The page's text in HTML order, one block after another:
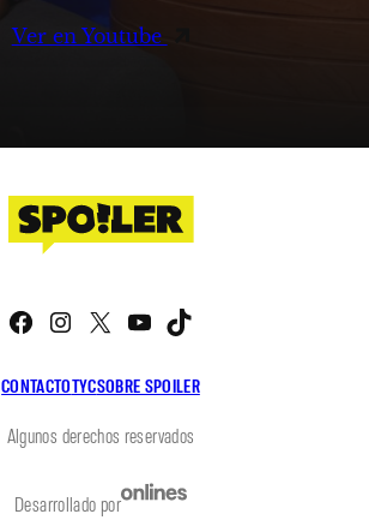
Ver en Youtube
CONTACTOTYCSOBRE SPOILER
Facebook
Instagram
X YouTube
Algunos derechos reservados
Desarrollado por